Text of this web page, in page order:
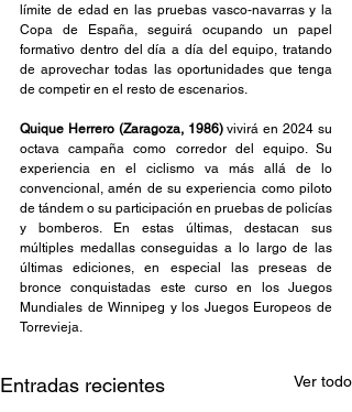
límite de edad en las pruebas vasco-navarras y la
Copa de España, seguirá ocupando un papel
formativo dentro del día a día del equipo, tratando
de aprovechar todas las oportunidades que tenga
de competir en el resto de escenarios.
Quique Herrero (Zaragoza, 1986) vivirá en 2024 su
octava campaña como corredor del equipo. Su
experiencia en el ciclismo va más allá de lo
convencional, amén de su experiencia como piloto
de tándem o su participación en pruebas de policías
y bomberos. En estas últimas, destacan sus
múltiples medallas conseguidas a lo largo de las
últimas ediciones, en especial las preseas de
bronce conquistadas este curso en los Juegos
Mundiales de Winnipeg y los Juegos Europeos de
Torrevieja.
Entradas recientes Ver todo